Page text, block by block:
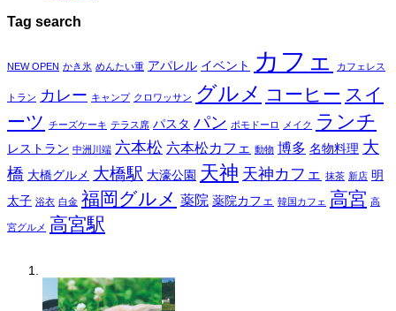
Tag search
NEW OPEN かき氷 めんたい重 アパレル イベント カフェ カフェレス
トラン カレー キャンプ クロワッサン グルメ コーヒー スイ
ーツ チーズケーキ テラス席 パスタ パン ポモドーロ メイク ランチ
レストラン 中洲川端 六本松 六本松カフェ 動物 博多 名物料理 大
橋 大橋グルメ 大橋駅 大濠公園 天神 天神カフェ 抹茶 新店 明
太子 浴衣 白金 福岡グルメ 薬院 薬院カフェ 韓国カフェ 高宮 高
宮グルメ 高宮駅